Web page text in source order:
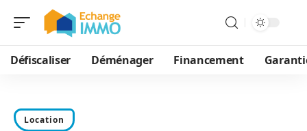
Défiscaliser Déménager Financement
Location